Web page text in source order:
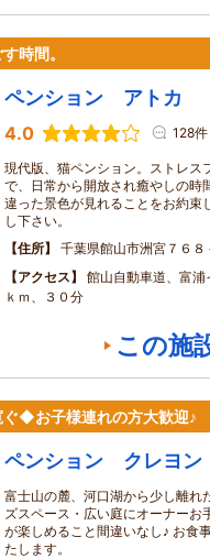
時間。
ペンション アトカ
4.0 128件
現代版、猫ペンション。ストレス
で、日常から開放され癒やしの時
違った景色が見れることをお約束
し下さい。
住所
千葉県館山市洲宮７６８
アクセス
館山自動車道、富
ｋｍ、３０分
この施
◆お子様連れの方大歓迎♪
ペンション クレヨン
富士山の麓、河口湖から少し離れ
ズスペース・広い庭にオーナーお
が楽しめること間違いなし♪ お食
たします。